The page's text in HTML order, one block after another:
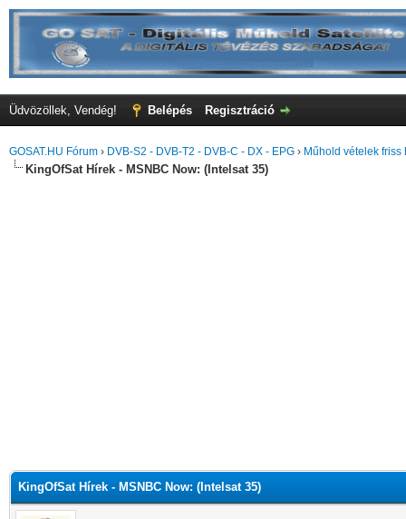
Üdvözöllek, Vendég! Belépés Regisztráció
GOSAT.HU Fórum › DVB-S2 - DVB-T2 - DVB-C - DX - EPG › Műhold vételek friss
KingOfSat Hírek - MSNBC Now: (Intelsat 35)
KingOfSat Hírek - MSNBC Now: (Intelsat 35)